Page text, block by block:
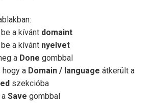
a kívánt domaint
a kívánt nyelvet
a Done gombbal
hogy a Domain / language átkerült a
szekcióba
Save gombbal